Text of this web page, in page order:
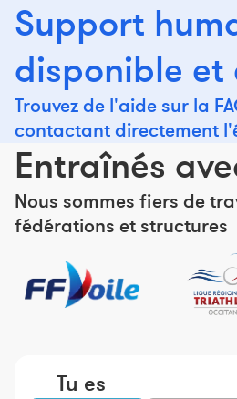
Support
disponible
Trouvez de l'aide sur la
contactant directement
Entraînés
Nous sommes fiers de
fédérations et structures
Tu es